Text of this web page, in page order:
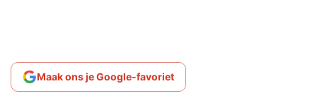
Maak ons je Google-favoriet